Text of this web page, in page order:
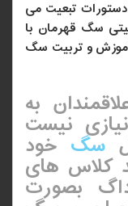
تبعیت می
سگ قهرمان با
اموزش و تربیت سگ
به
نیست
سگخود
کلاس های
بصورت